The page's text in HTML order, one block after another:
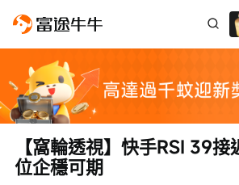
【窩輪透視】快手RSI 39
位企穩可期